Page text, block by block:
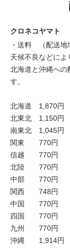
クロネコヤマト
・送料 （配送地
天候不良などによ
北海道と沖縄への
す。
北海道 1,870円
北東北 1,150円
南東北 1,045円
関東 770円
信越 770円
北陸 770円
中部 770円
関西 748円
中国 770円
四国 770円
九州 770円
沖縄 1,914円